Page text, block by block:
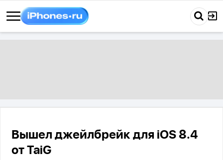
Вышел джейлбрейк для iOS 8.4
от TaiG